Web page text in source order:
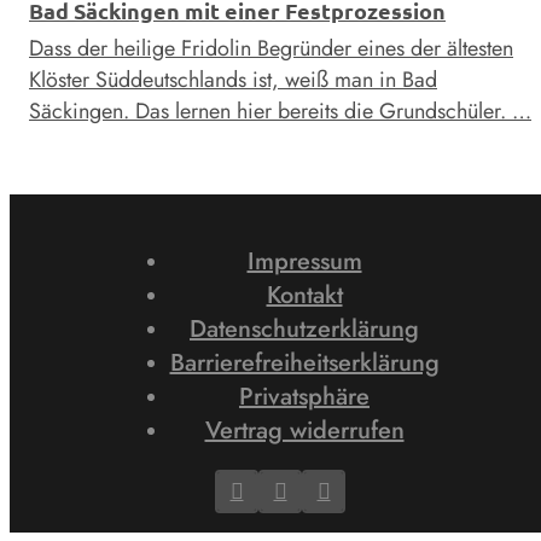
Bad Säckingen mit einer Festprozession
Dass der heilige Fridolin Begründer eines der ältesten
Klöster Süddeutschlands ist, weiß man in Bad
Säckingen. Das lernen hier bereits die Grundschüler. …
Impressum
Kontakt
Datenschutzerklärung
Barrierefreiheitserklärung
Privatsphäre
Vertrag widerrufen